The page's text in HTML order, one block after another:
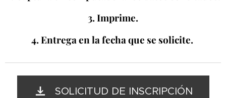
3. Imprime.
4. Entrega en la fecha que se solicite.
SOLICITUD DE INSCRIPCIÓN